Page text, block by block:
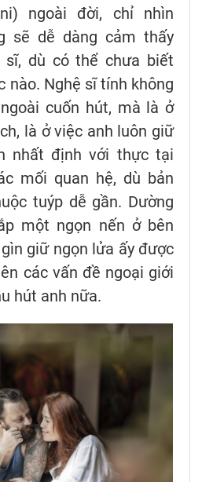
ngoài đời, chỉ nhìn
sẽ dễ dàng cảm thấy
dù có thể chưa biết
nào. Nghệ sĩ tính không
cuốn hút, mà là ở
là ở việc anh luôn giữ
nhất định với thực tại
mối quan hệ, dù bản
tuýp dễ gần. Dường
một ngọn nến ở bên
giữ ngọn lửa ấy được
các vấn đề ngoại giới
hút anh nữa.